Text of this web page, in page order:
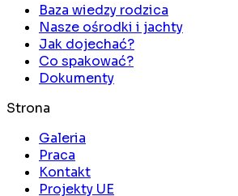
Baza wiedzy rodzica
Nasze ośrodki i jachty
Jak dojechać?
Co spakować?
Dokumenty
Strona
Galeria
Praca
Kontakt
Projekty UE